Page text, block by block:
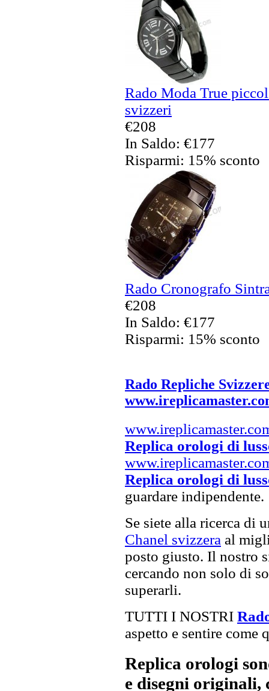
Rado Moda True
svizzeri
€208
In Saldo: €177
Risparmi: 15% sconto
Rado Cronografo
€208
In Saldo: €177
Risparmi: 15% sconto
Rado Repliche
Replica orologi di
Replica orologi di
guardare indipendente.
Se siete alla ricerca di
Chanel svizzera al
posto giusto. Il nostro
cercando non solo di
superarli.
TUTTI I NOSTRI
aspetto e sentire
Replica orologi
e disegni originali,